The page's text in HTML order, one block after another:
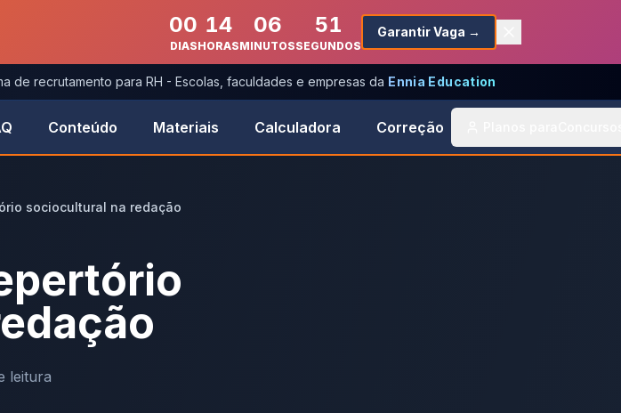
00
DIAS
14
HORAS
06
MINUTOS
51
SEGUNDOS
Garantir Vaga →
recrutamento para RH - Escolas, faculdades e empresas da Ennia Education
Conteúdo Materiais Calculadora Correção
sociocultural na redação
leitura